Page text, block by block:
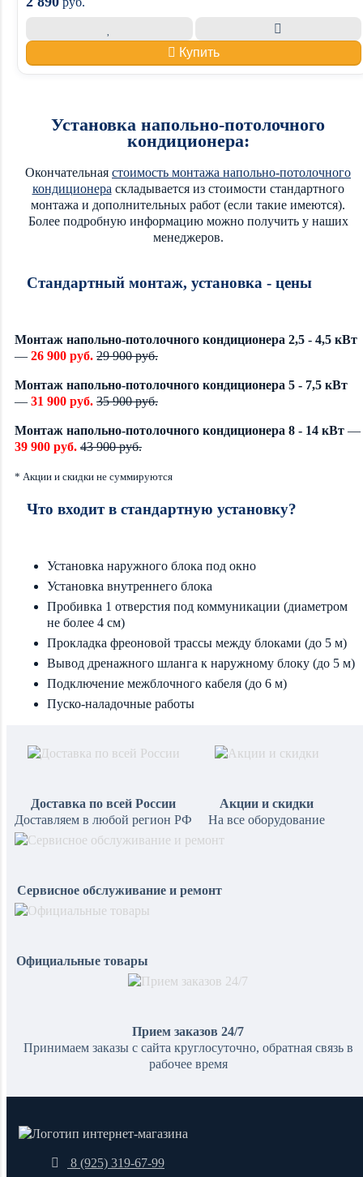
Купить
Установка напольно-потолочного
кондиционера:
Окончательная стоимость монтажа напольно-потолочного
кондиционера складывается из стоимости стандартного
монтажа и дополнительных работ (если такие имеются).
Более подробную информацию можно получить у наших
менеджеров.
Стандартный монтаж, установка - цены
Монтаж напольно-потолочного кондиционера 2,5 - 4,5 кВт
— 26 900 руб. 29 900 руб.
Монтаж напольно-потолочного кондиционера 5 - 7,5 кВт
— 31 900 руб. 35 900 руб.
Монтаж напольно-потолочного кондиционера 8 - 14 кВт —
39 900 руб. 43 900 руб.
* Акции и скидки не суммируются
Что входит в стандартную установку?
Установка наружного блока под окно
Установка внутреннего блока
Пробивка 1 отверстия под коммуникации (диаметром
не более 4 см)
Прокладка фреоновой трассы между блоками (до 5 м)
Вывод дренажного шланга к наружному блоку (до 5 м)
Подключение межблочного кабеля (до 6 м)
Пуско-наладочные работы
Доставка по всей России
Доставляем в любой регион РФ
Акции и скидки
На все оборудование
Сервисное обслуживание и ремонт
Официальные товары
Прием заказов 24/7
Принимаем заказы с сайта круглосуточно, обратная связь в
рабочее время
8 (925) 319-67-99